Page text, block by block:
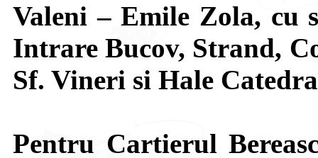
Valeni – Emile Zola, cu
Intrare Bucov, Strand,
Sf. Vineri si Hale
Pentru Cartierul